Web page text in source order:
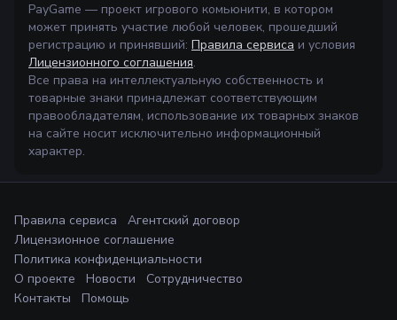
PayGame — проект игрового комьюнити, в котором
может принять участие любой человек, прошедший
регистрацию и принявший: Правила сервиса и условия
Лицензионного соглашения.
Все права на интеллектуальную собственность и
товарные знаки принадлежат соответствующим
правообладателям, использование их товарных знаков
на сайте носит исключительно информационный
характер.
Правила сервиса
Агентский договор
Лицензионное соглашение
Политика конфиденциальности
О проекте
Новости
Сотрудничество
Контакты
Помощь